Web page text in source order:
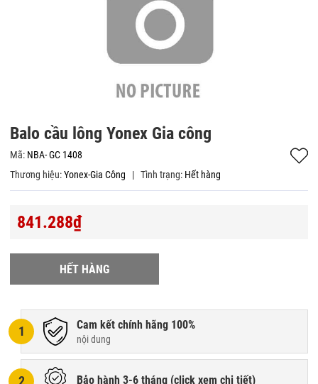
Balo cầu lông Yonex Gia công
Mã: NBA- GC 1408
Thương hiệu:Yonex-Gia Công | Tình trạng: Hết hàng
841.288₫
HẾT HÀNG
1 Cam kết chính hãng 100%
nội dung
Bảo hành 3-6 tháng (click xem chi tiết)